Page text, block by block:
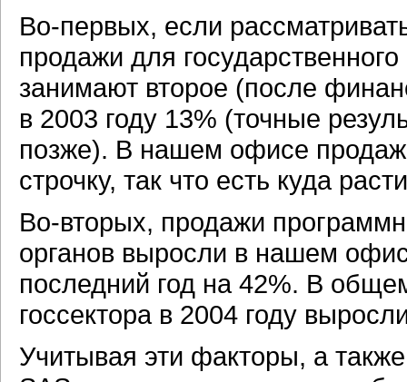
Во-первых, если
продажи для
занимают второе (после
в 2003 году 13% (точные
позже). В нашем офисе
строчку, так что есть куда
Во-вторых, продажи
органов выросли в нашем
последний год на 42%. В
госсектора в 2004 году
Учитывая эти факторы, а